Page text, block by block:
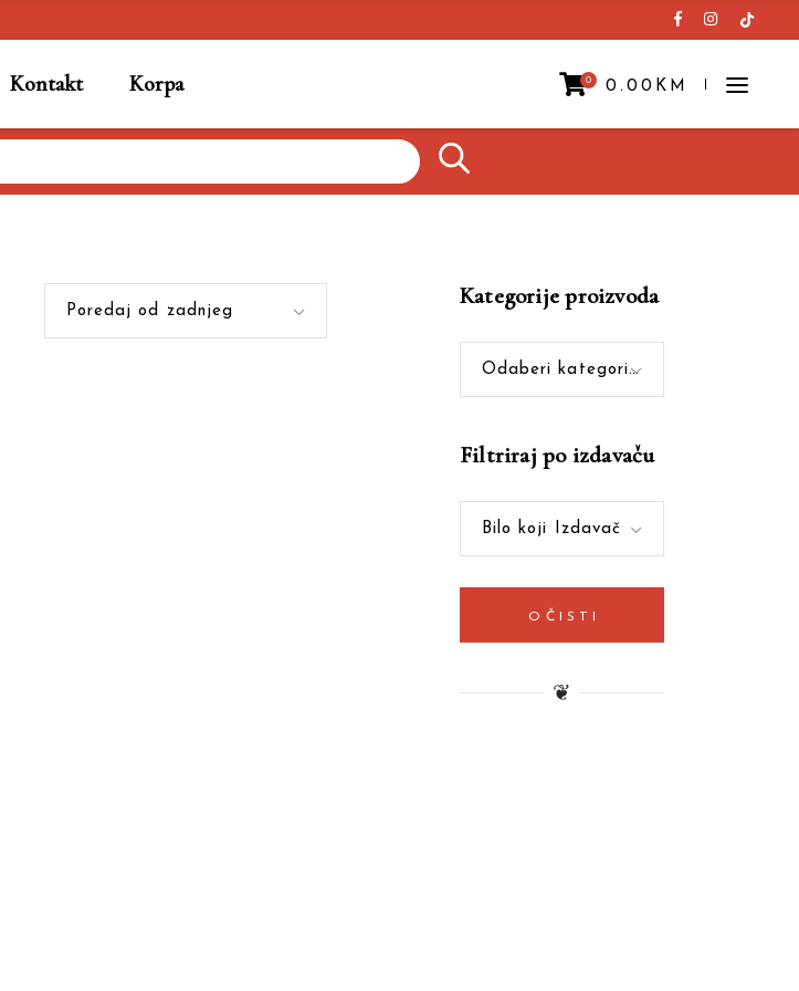
Kontakt Korpa 0 0.00 KM
Prazna korpa.
Poredaj od zadnjeg
Kategorije proizvoda
Odaberi kategoriju
Filtriraj po izdavaču
Bilo koji Izdavač
OČISTI
❦